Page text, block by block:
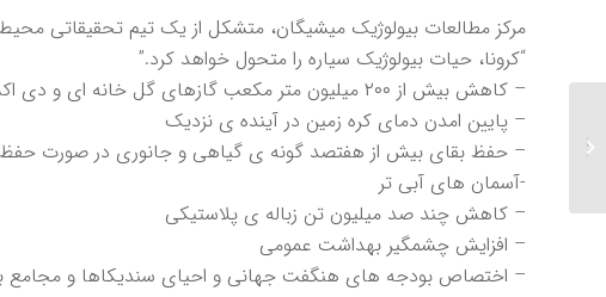
مركز مطالعات بيولوژيك ميشيگان، متشكل از يك تيم تحقيقاتى
“كرونا، حيات بيولوژيك سياره را متحول خواهد كرد.”
– كاهش بيش از ٢٠٠ ميليون متر مكعب گازهاى گل خانه اى و دى اكسيد كربن.
– پايين امدن دماى كره زمين در آينده ى نزديك
– حفظ بقاى بيش از هفتصد گونه ى گياهى و جانورى در صورت
-آسمان هاى آبى تر
– كاهش چند صد ميليون تن زباله ى پلاستيكى
– افزايش چشمگير بهداشت عمومى
– اختصاص بودجه هاى هنگفت جهانى و احياى سنديكاها و مجامع
معرفی داروی چشمی
افلیبرسپت با نام
تجاری:EYLEA...